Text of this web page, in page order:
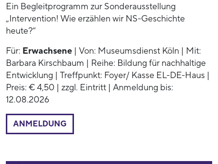
Ein Begleitprogramm zur Sonderausstellung
„Intervention! Wie erzählen wir NS-Geschichte
heute?“
Für: Erwachsene | Von: Museumsdienst Köln | Mit:
Barbara Kirschbaum | Reihe: Bildung für nachhaltige
Entwicklung | Treffpunkt: Foyer/ Kasse EL-DE-Haus |
Preis: € 4,50 | zzgl. Eintritt | Anmeldung bis:
12.08.2026
ANMELDUNG